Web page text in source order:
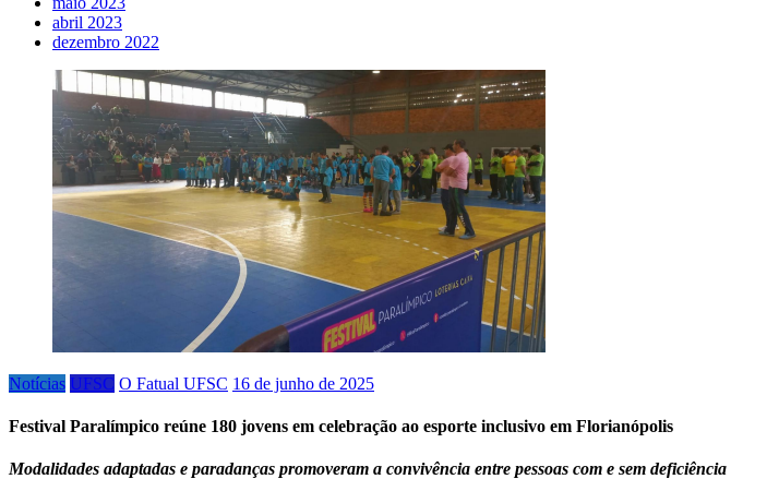
abril 2023
dezembro 2022
Notícias UFSC O Fatual UFSC 16 de junho de 2025
Festival Paralímpico reúne 180 jovens em celebração ao esporte inclusivo em Florianópolis
Modalidades adaptadas e paradanças promoveram a convivência entre pessoas com e sem deficiência